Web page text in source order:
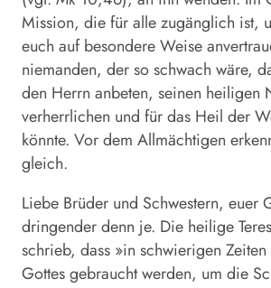
Mission, die für alle zugänglich ist,
euch auf besondere Weise
niemanden, der so schwach wäre,
den Herrn anbeten, seinen heiligen
verherrlichen und für das Heil der
könnte. Vor dem Allmächtigen
gleich.
Liebe Brüder und Schwestern, euer
dringender denn je. Die heilige
schrieb, dass »in schwierigen Zeiten
Gottes gebraucht werden, um die